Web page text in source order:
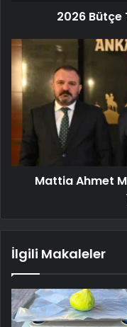
2026 Bütçe
Mattia Ahmet
İlgili Makaleler